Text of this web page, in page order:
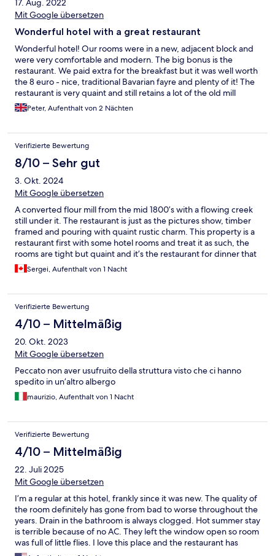
17. Aug. 2022
Mit Google übersetzen
Wonderful hotel with a great restaurant
Wonderful hotel! Our rooms were in a new, adjacent block and
were very comfortable and modern. The big bonus is the
restaurant. We paid extra for the breakfast but it was well worth
the 8 euro - nice, traditional Bavarian fayre and plenty of it! The
restaurant is very quaint and still retains a lot of the old mill
features. Evening meal was delicious and excellent value - a mix
of Italian and Bavarian dishes
Peter, Aufenthalt von 2 Nächten
Verifizierte Bewertung
8/10 – Sehr gut
3. Okt. 2024
Mit Google übersetzen
A converted flour mill from the mid 1800’s with a flowing creek
still under it. The restaurant is just as the pictures show, timber
framed and pouring with quaint rustic charm. This property is a
restaurant first with some hotel rooms and treat it as such, the
rooms are tight but quaint and it’s the restaurant for dinner that
really gets lively around 7 pm….. breakfast was decent, just ran
out of a couple of things. 4 star!
Sergei, Aufenthalt von 1 Nacht
Verifizierte Bewertung
4/10 – Mittelmäßig
20. Okt. 2023
Mit Google übersetzen
Peccato non aver usufruito della struttura visto che ci hanno
spedito in un’altro albergo
maurizio, Aufenthalt von 1 Nacht
Verifizierte Bewertung
4/10 – Mittelmäßig
22. Juli 2025
Mit Google übersetzen
I’m a regular at this hotel, frankly since it was new. The quality of
the room definitely has gone from bad to worse throughout the
years. Drain in the bathroom is always clogged. Hot summer stay
is terrible because of no AC. They left the window open so room
was full of little flies. I love this place and the restaurant has
great food, but the rooms definitely need remodeling.